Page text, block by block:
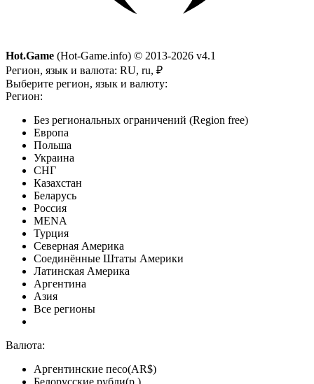
Hot.Game (Hot-Game.info) © 2013-2026 v4.1
Регион, язык и валюта: RU, ru, ₽
Выберите регион, язык и валюту:
Регион:
Без региональных ограничений (Region free)
Европа
Польша
Украина
СНГ
Казахстан
Беларусь
Россия
MENA
Турция
Северная Америка
Соединённые Штаты Америки
Латинская Америка
Аргентина
Азия
Все регионы
Валюта:
Аргентинские песо(AR$)
Белорусские рубли(р.)